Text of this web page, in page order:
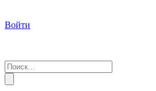
Войти